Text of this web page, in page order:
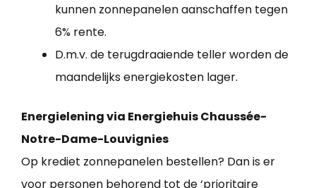
kunnen zonnepanelen aanschaffen tegen
6% rente.
D.m.v. de terugdraaiende teller worden de
maandelijks energiekosten lager.
Energielening via Energiehuis Chaussée-
Notre-Dame-Louvignies
Op krediet zonnepanelen bestellen? Dan is er
voor personen behorend tot de ‘prioritaire